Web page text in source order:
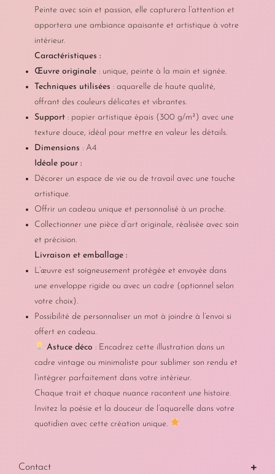
Peinte avec soin et passion, elle capturera l’attention et
apportera une ambiance apaisante et artistique à votre
intérieur.
Caractéristiques :
Œuvre originale : unique, peinte à la main et signée.
Techniques utilisées : aquarelle de haute qualité,
offrant des couleurs délicates et vibrantes.
Support : papier artistique épais (300 g/m²) avec une
texture douce, idéal pour mettre en valeur les détails.
Dimensions : A4
Idéale pour :
Décorer un espace de vie ou de travail avec une touche
artistique.
Offrir un cadeau unique et personnalisé à un proche.
Collectionner une pièce d’art originale, réalisée avec soin
et précision.
Livraison et emballage :
L’œuvre est soigneusement protégée et envoyée dans
une enveloppe rigide ou avec un cadre (optionnel selon
votre choix).
Possibilité de personnaliser un mot à joindre à l’envoi si
offert en cadeau.
Astuce déco : Encadrez cette illustration dans un
cadre vintage ou minimaliste pour sublimer son rendu et
l’intégrer parfaitement dans votre intérieur.
Chaque trait et chaque nuance racontent une histoire.
Invitez la poésie et la douceur de l’aquarelle dans votre
quotidien avec cette création unique.
Contact